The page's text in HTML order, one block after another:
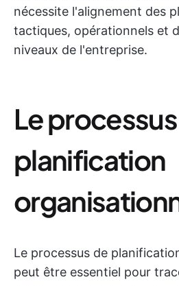
nécessite l'alignement des
tactiques, opérationnels et
niveaux de l'entreprise.
Le
planification
Le processus de
peut être essentiel pour